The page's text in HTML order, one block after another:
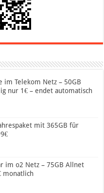
im Telekom Netz – 50GB
nur 1€ – endet automatisch
mit 365GB für
im o2 Netz – 75GB Allnet
monatlich